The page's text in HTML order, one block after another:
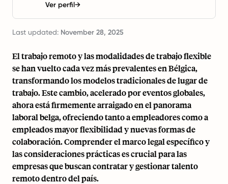
Ver perfil→
Last updated: November 28, 2025
El trabajo remoto y las modalidades de trabajo flexible
se han vuelto cada vez más prevalentes en Bélgica,
transformando los modelos tradicionales de lugar de
trabajo. Este cambio, acelerado por eventos globales,
ahora está firmemente arraigado en el panorama
laboral belga, ofreciendo tanto a empleadores como a
empleados mayor flexibilidad y nuevas formas de
colaboración. Comprender el marco legal específico y
las consideraciones prácticas es crucial para las
empresas que buscan contratar y gestionar talento
remoto dentro del país.